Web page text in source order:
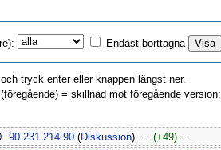
Endast borttagna
tryck enter eller knappen längst ner.
= skillnad mot föregående version;
‎ 90.231.214.90 (Diskussion) (+49)‎ . .